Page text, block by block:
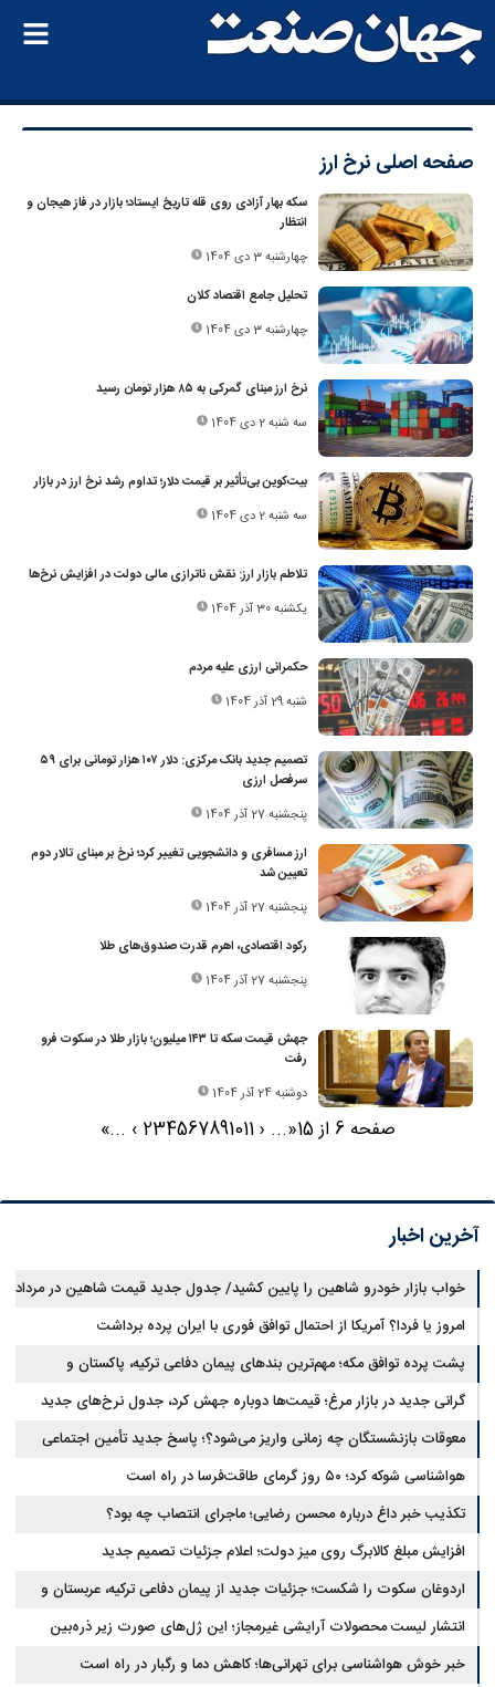
صفحه اصلی نرخ ارز
سکه بهار آزادی روی قله تاریخ ایستاد؛ بازار در فاز هیجان و
انتظار
چهارشنبه 3 دی 1404
تحلیل جامع اقتصاد کلان
چهارشنبه 3 دی 1404
نرخ ارز مبنای گمرکی به ۸۵ هزار تومان رسید
سه شنبه 2 دی 1404
بیت‌کوین بی‌تأثیر بر قیمت دلار؛ تداوم رشد نرخ ارز در بازار
سه شنبه 2 دی 1404
تلاطم بازار ارز: نقش ناترازی مالی دولت در افزایش نرخ‌ها
یکشنبه 30 آذر 1404
حکمرانی ارزی علیه مردم
شنبه 29 آذر 1404
تصمیم جدید بانک مرکزی: دلار ۱۰۷ هزار تومانی برای ۵۹
سرفصل ارزی
پنجشنبه 27 آذر 1404
ارز مسافری و دانشجویی تغییر کرد؛ نرخ بر مبنای تالار دوم
تعیین شد
پنجشنبه 27 آذر 1404
رکود اقتصادی، اهرم قدرت صندوق‌های طلا
پنجشنبه 27 آذر 1404
جهش قیمت سکه تا ۱۴۳ میلیون؛ بازار طلا در سکوت فرو
رفت
دوشنبه 24 آذر 1404
صفحه 6 از 15 «
...
‹
234567891011
›
...
»
آخرین اخبار
خواب بازار خودرو شاهین را پایین کشید/ جدول جدید قیمت شاهین در مرداد
امروز یا فردا؟ آمریکا از احتمال توافق فوری با ایران پرده برداشت
پشت پرده توافق مکه؛ مهم‌ترین بندهای پیمان دفاعی ترکیه، پاکستان و
عربستان
گرانی جدید در بازار مرغ؛ قیمت‌ها دوباره جهش کرد، جدول نرخ‌های جدید
معوقات بازنشستگان چه زمانی واریز می‌شود؟؛ پاسخ جدید تأمین اجتماعی
هواشناسی شوکه کرد؛ ۵۰ روز گرمای طاقت‌فرسا در راه است
تکذیب خبر داغ درباره محسن رضایی؛ ماجرای انتصاب چه بود؟
افزایش مبلغ کالابرگ روی میز دولت؛ اعلام جزئیات تصمیم جدید
اردوغان سکوت را شکست؛ جزئیات جدید از پیمان دفاعی ترکیه، عربستان و
پاکستان
انتشار لیست محصولات آرایشی غیرمجاز؛ این ژل‌های صورت زیر ذره‌بین
خبر خوش هواشناسی برای تهرانی‌ها؛ کاهش دما و رگبار در راه است